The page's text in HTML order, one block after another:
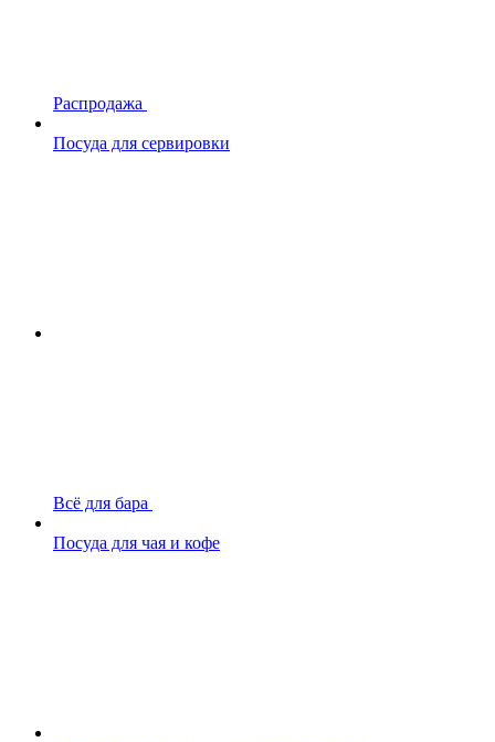
Распродажа
Посуда для сервировки
Всё для бара
Посуда для чая и кофе